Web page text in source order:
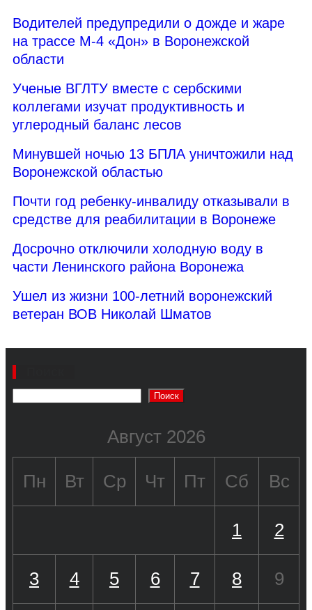
Водителей предупредили о дожде и жаре
на трассе М-4 «Дон» в Воронежской
области
Ученые ВГЛТУ вместе с сербскими
коллегами изучат продуктивность и
углеродный баланс лесов
Минувшей ночью 13 БПЛА уничтожили над
Воронежской областью
Почти год ребенку-инвалиду отказывали в
средстве для реабилитации в Воронеже
Досрочно отключили холодную воду в
части Ленинского района Воронежа
Ушел из жизни 100-летний воронежский
ветеран ВОВ Николай Шматов
Поиск
Август 2026
Пн Вт Ср Чт Пт Сб Вс
1 2
3 4 5 6 7 8 9